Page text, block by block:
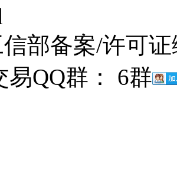
信部备案/许可
易QQ群： 6群